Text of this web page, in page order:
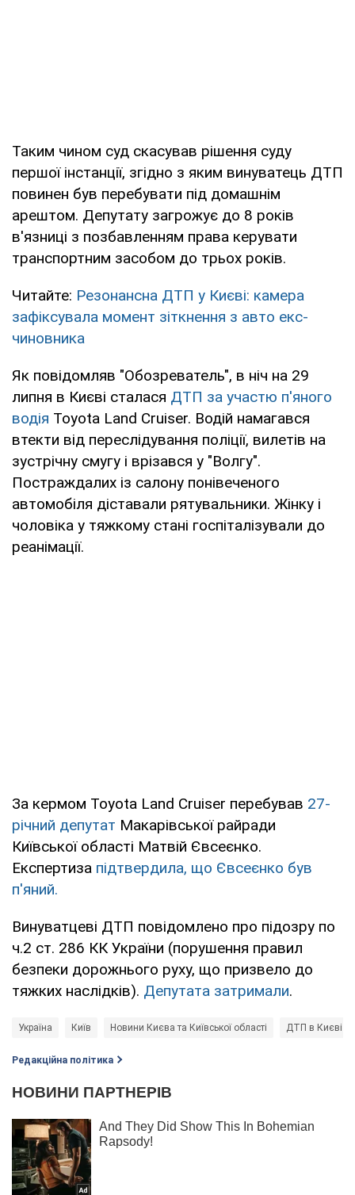
Таким чином суд скасував рішення суду
першої інстанції, згідно з яким винуватець ДТП
повинен був перебувати під домашнім
арештом. Депутату загрожує до 8 років
в'язниці з позбавленням права керувати
транспортним засобом до трьох років.
Читайте: Резонансна ДТП у Києві: камера
зафіксувала момент зіткнення з авто екс-
чиновника
Як повідомляв "Обозреватель", в ніч на 29
липня в Києві сталася ДТП за участю п'яного
водія Toyota Land Cruiser. Водій намагався
втекти від переслідування поліції, вилетів на
зустрічну смугу і врізався у "Волгу".
Постраждалих із салону понівеченого
автомобіля діставали рятувальники. Жінку і
чоловіка у тяжкому стані госпіталізували до
реанімації.
За кермом Toyota Land Cruiser перебував 27-
річний депутат Макарівської райради
Київської області Матвій Євсеєнко.
Експертиза підтвердила, що Євсеєнко був
п'яний.
Винуватцеві ДТП повідомлено про підозру по
ч.2 ст. 286 КК України (порушення правил
безпеки дорожнього руху, що призвело до
тяжких наслідків). Депутата затримали.
Україна Київ Новини Києва та Київської області ДТП в Києві
Редакційна політика